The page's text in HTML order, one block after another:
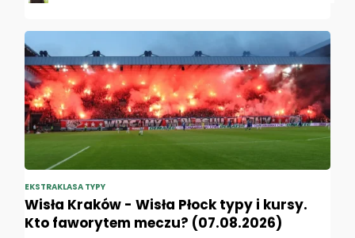
EKSTRAKLASA TYPY
Wisła Kraków - Wisła Płock typy i kursy.
Kto faworytem meczu? (07.08.2026)